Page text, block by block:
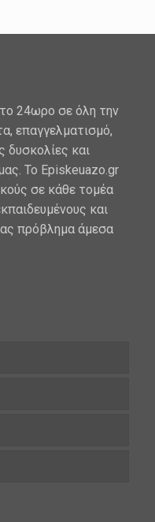
24ωρο σε όλη την
επαγγελματισμό,
δυσκολίες και
Το Episkeuazo.gr
σε κάθε τομέα
και
πρόβλημα άμεσα